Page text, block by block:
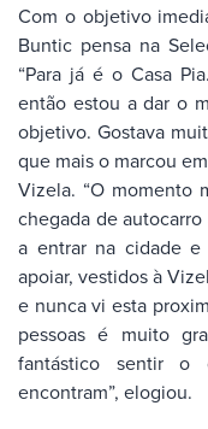
Com o objetivo
Buntic pensa na
“Para já é o Casa
então estou a dar o
objetivo. Gostava
que mais o marcou
Vizela. “O momento
chegada de
a entrar na cidade e
apoiar, vestidos à
e nunca vi esta
pessoas é muito
fantástico sentir o
encontram”, elogiou.